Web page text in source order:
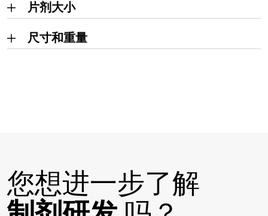
片剂大小
尺寸和重量
您想进一步了解